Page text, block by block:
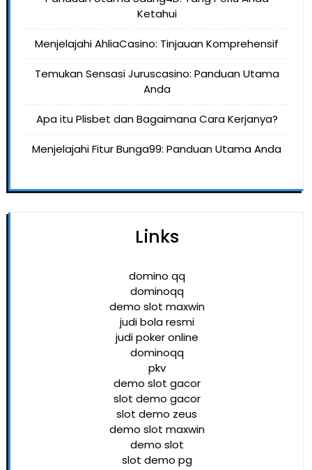
Ketahui
Menjelajahi AhliaCasino: Tinjauan Komprehensif
Temukan Sensasi Juruscasino: Panduan Utama
Anda
Apa itu Plisbet dan Bagaimana Cara Kerjanya?
Menjelajahi Fitur Bunga99: Panduan Utama Anda
Links
domino qq
dominoqq
demo slot maxwin
judi bola resmi
judi poker online
dominoqq
pkv
demo slot gacor
slot demo gacor
slot demo zeus
demo slot maxwin
demo slot
slot demo pg